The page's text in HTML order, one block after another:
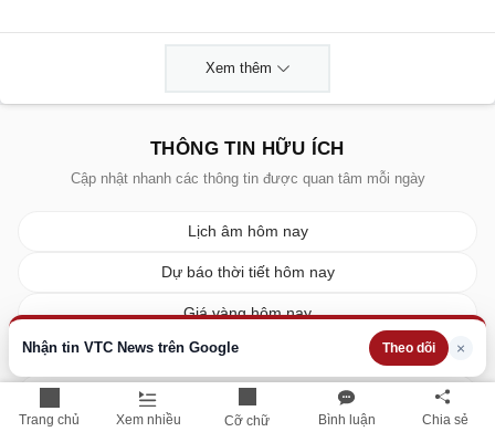
Trang chủ Xem nhiều Cỡ chữ Bình luận Chia sẻ
Nhận tin VTC News trên Google Theo dõi ×
Xem thêm
THÔNG TIN HỮU ÍCH
Cập nhật nhanh các thông tin được quan tâm mỗi ngày
Lịch âm hôm nay
Dự báo thời tiết hôm nay
Giá vàng hôm nay
Giá bạc hôm nay